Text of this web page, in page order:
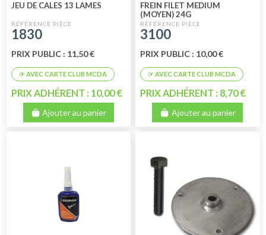
JEU DE CALES 13 LAMES
1830
PRIX PUBLIC : 11,50 €
PRIX ADHÉRENT : 10,00 €
Ajouter au panier
FREIN FILET MEDIUM
(MOYEN) 24G
3100
PRIX PUBLIC : 10,00 €
PRIX ADHÉRENT : 8,70 €
Ajouter au panier